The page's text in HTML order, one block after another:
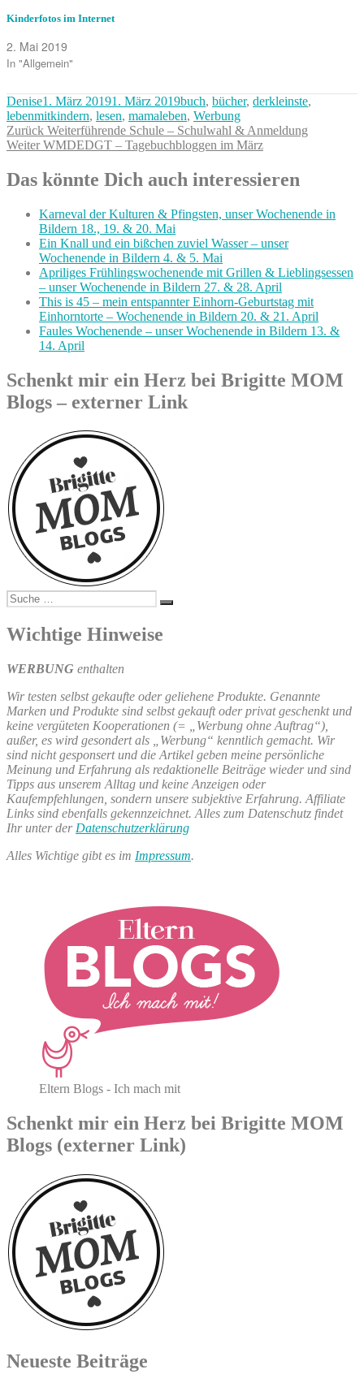
Kinderfotos im Internet
2. Mai 2019
In "Allgemein"
Autor
DeniseVeröffentlicht
am
1. März 20191. März 2019Kategorien
buch, bücher, derkleinste,
lebenmitkindern, lesen, mamaleben, Werbung
Beitragsnavigation
Zurück Vorheriger
Beitrag:
Weiterführende Schule – Schulwahl & Anmeldung
Weiter Nächster
WMDEDGT – Tagebuchbloggen im März
Das könnte Dich auch interessieren
Karneval der Kulturen & Pfingsten, unser Wochenende in
Bildern 18., 19. & 20. Mai
Ein Knall und ein bißchen zuviel Wasser – unser
Wochenende in Bildern 4. & 5. Mai
Apriliges Frühlingswochenende mit Grillen & Lieblingsessen
– unser Wochenende in Bildern 27. & 28. April
This is 45 – mein entspannter Einhorn-Geburtstag mit
Einhorntorte – Wochenende in Bildern 20. & 21. April
Faules Wochenende – unser Wochenende in Bildern 13. &
14. April
Schenkt mir ein Herz bei Brigitte MOM
Blogs – externer Link
Suche
nach:
Suchen
Wichtige Hinweise
WERBUNG enthalten
Wir testen selbst gekaufte oder geliehene Produkte. Genannte
Marken und Produkte sind selbst gekauft oder privat geschenkt und
keine vergüteten Kooperationen (= „Werbung ohne Auftrag“),
außer, es wird gesondert als „Werbung“ kenntlich gemacht. Wir
sind nicht gesponsert und die Artikel geben meine persönliche
Meinung und Erfahrung als redaktionelle Beiträge wieder und sind
Tipps aus unserem Alltag und keine Anzeigen oder
Kaufempfehlungen, sondern unsere subjektive Erfahrung. Affiliate
Links sind ebenfalls gekennzeichnet. Alles zum Datenschutz findet
Ihr unter der Datenschutzerklärung
Alles Wichtige gibt es im Impressum.
Eltern Blogs - Ich mach mit
Schenkt mir ein Herz bei Brigitte MOM
Blogs (externer Link)
Neueste Beiträge